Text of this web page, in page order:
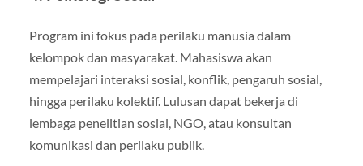
Program ini fokus pada perilaku manusia dalam
kelompok dan masyarakat. Mahasiswa akan
mempelajari interaksi sosial, konflik, pengaruh sosial,
hingga perilaku kolektif. Lulusan dapat bekerja di
lembaga penelitian sosial, NGO, atau konsultan
komunikasi dan perilaku publik.